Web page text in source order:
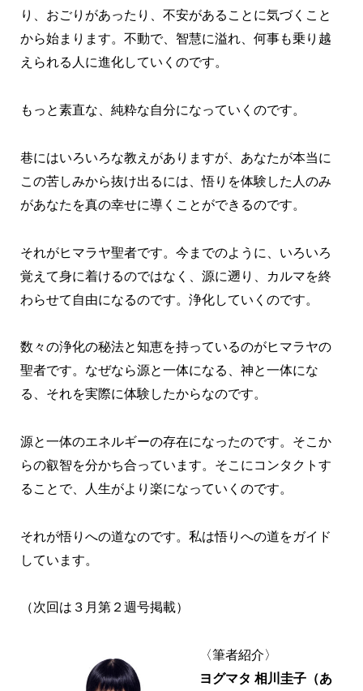
り、おごりがあったり、不安があることに気づくこと
から始まります。不動で、智慧に溢れ、何事も乗り越
えられる人に進化していくのです。
もっと素直な、純粋な自分になっていくのです。
巷にはいろいろな教えがありますが、あなたが本当に
この苦しみから抜け出るには、悟りを体験した人のみ
があなたを真の幸せに導くことができるのです。
それがヒマラヤ聖者です。今までのように、いろいろ
覚えて身に着けるのではなく、源に遡り、カルマを終
わらせて自由になるのです。浄化していくのです。
数々の浄化の秘法と知恵を持っているのがヒマラヤの
聖者です。なぜなら源と一体になる、神と一体にな
る、それを実際に体験したからなのです。
源と一体のエネルギーの存在になったのです。そこか
らの叡智を分かち合っています。そこにコンタクトす
ることで、人生がより楽になっていくのです。
それが悟りへの道なのです。私は悟りへの道をガイド
しています。
（次回は３月第２週号掲載）
〈筆者紹介〉
ヨグマタ 相川圭子（あ